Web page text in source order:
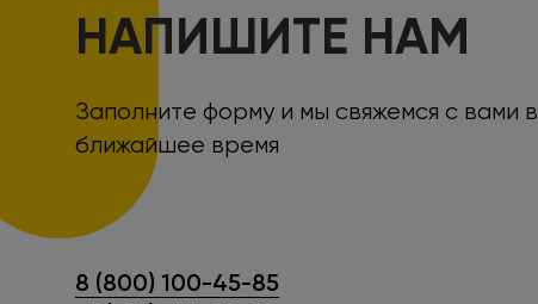
НАПИШИТЕ НАМ
Заполните форму и мы свяжемся с вами в
ближайшее время
8 (800) 100-45-85